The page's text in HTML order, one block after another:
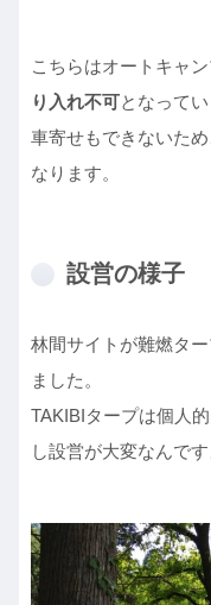
こちらはオートキャ
り入れ不可となってい
車寄せもできないた
なります。
設営の様子
林間サイトが難燃タ
ました。
TAKIBIタープは個人
し設営が大変なんで